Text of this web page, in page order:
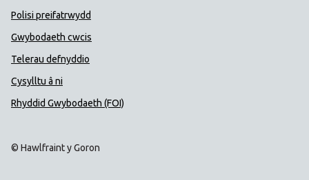
Polisi preifatrwydd
Gwybodaeth cwcis
Telerau defnyddio
Cysylltu â ni
Rhyddid Gwybodaeth (FOI)
© Hawlfraint y Goron